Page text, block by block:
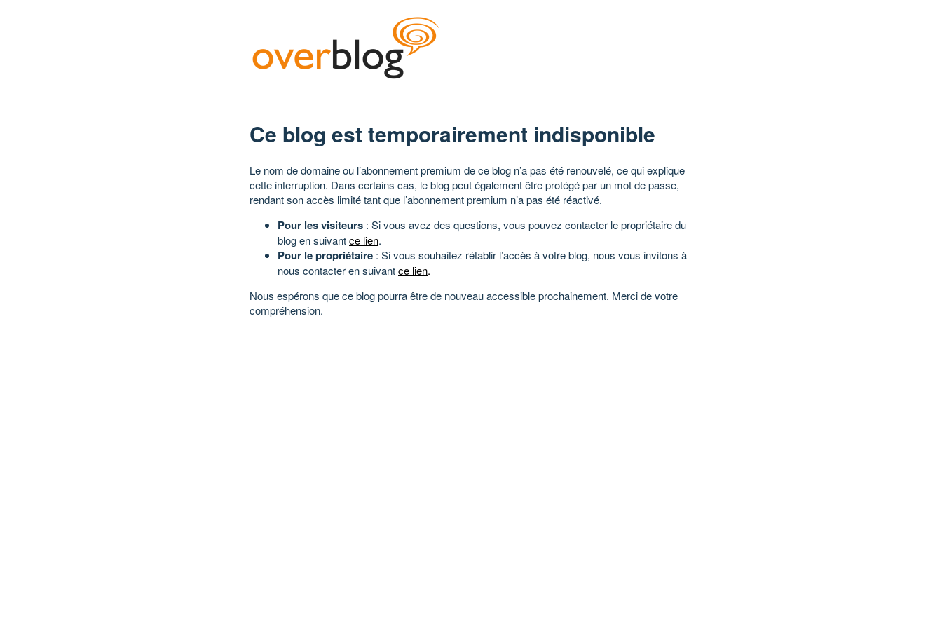
Ce blog est temporairement indisponible
Le nom de domaine ou l’abonnement premium de ce blog n’a pas été renouvelé, ce qui explique
cette interruption. Dans certains cas, le blog peut également être protégé par un mot de passe,
rendant son accès limité tant que l’abonnement premium n’a pas été réactivé.
Pour les visiteurs : Si vous avez des questions, vous pouvez contacter le propriétaire du
blog en suivantce lien.
Pour le propriétaire : Si vous souhaitez rétablir l’accès à votre blog, nous vous invitons à
nous contacter en suivantce lien.
Nous espérons que ce blog pourra être de nouveau accessible prochainement. Merci de votre
compréhension.